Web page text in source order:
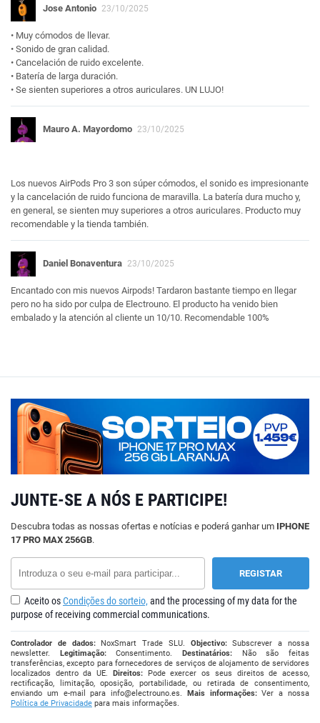
Jose Antonio 23/10/2025
• Muy cómodos de llevar.
• Sonido de gran calidad.
• Cancelación de ruido excelente.
• Batería de larga duración.
• Se sienten superiores a otros auriculares. UN LUJO!
Mauro A. Mayordomo 23/10/2025
Los nuevos AirPods Pro 3 son súper cómodos, el sonido es impresionante
y la cancelación de ruido funciona de maravilla. La batería dura mucho y,
en general, se sienten muy superiores a otros auriculares. Producto muy
recomendable y la tienda también.
Daniel Bonaventura 23/10/2025
Encantado con mis nuevos Airpods! Tardaron bastante tiempo en llegar
pero no ha sido por culpa de Electrouno. El producto ha venido bien
embalado y la atención al cliente un 10/10. Recomendable 100%
JUNTE-SE A NÓS E PARTICIPE!
Descubra todas as nossas ofertas e notícias e poderá ganhar um IPHONE
17 PRO MAX 256GB.
Aceito osCondições do sorteio, and the processing of my data for the
purpose of receiving commercial communications.
Controlador de dados:NoxSmart Trade SLU. Objectivo:Subscrever a nossa
newsletter. Legitimação:Consentimento.Destinatários: Não são feitas
transferências, excepto para fornecedores de serviços de alojamento de servidores
localizados dentro da UE. Direitos:Pode exercer os seus direitos de acesso,
rectificação, limitação, oposição, portabilidade, ou retirada de consentimento,
enviando um e-mail parainfo@electrouno.es. Mais informações:Ver a nossa
Política de Privacidade para mais informações.